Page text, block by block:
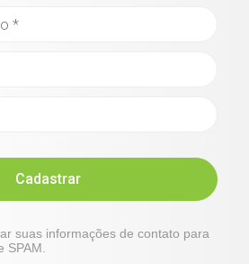
Cadastrar
suas informações de contato para